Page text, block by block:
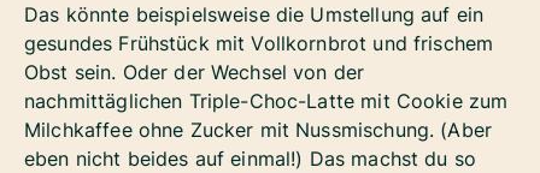
Das könnte beispielsweise die Umstellung auf ein
gesundes Frühstück mit Vollkornbrot und frischem
Obst sein. Oder der Wechsel von der
nachmittäglichen Triple-Choc-Latte mit Cookie zum
Milchkaffee ohne Zucker mit Nussmischung. (Aber
eben nicht beides auf einmal!) Das machst du so